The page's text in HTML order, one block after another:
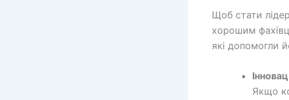
Щоб стати
хорошим
які допомогли
Якщо